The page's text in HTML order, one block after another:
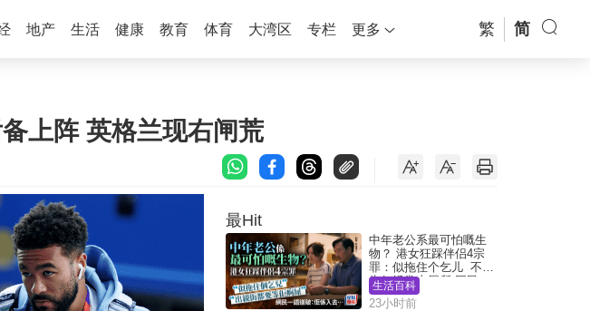
地产 生活 健康 教育 体育 大湾区 专栏 更多 繁 简
上阵 英格兰现右闸荒
最Hit
中年老公系最可怕嘅生
物？ 港女狂踩伴侣4宗
罪：似拖住个乞儿 不解
为何经常去厕所 网民一
语道破
生活百科
23小时前